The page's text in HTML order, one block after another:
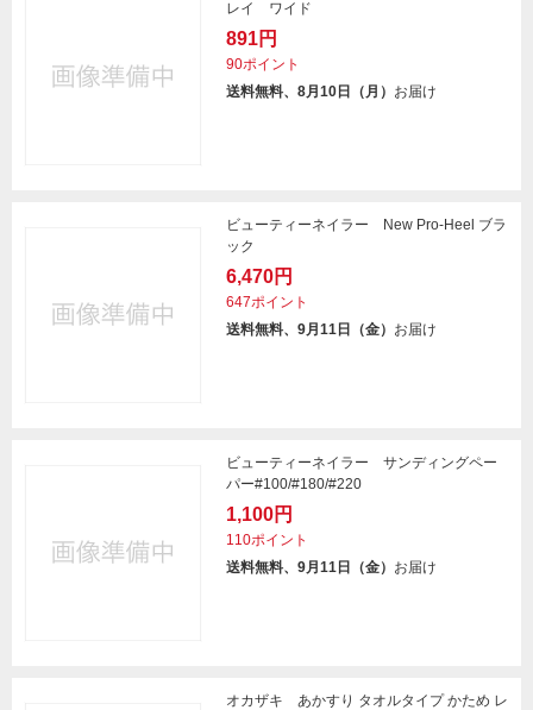
レイ ワイド
891円
90ポイント
送料無料、8月10日（月） お届け
ビューティーネイラー New Pro-Heel ブラ
ック
6,470円
647ポイント
送料無料、9月11日（金） お届け
ビューティーネイラー サンディングペー
パー#100/#180/#220
1,100円
110ポイント
送料無料、9月11日（金） お届け
オカザキ あかすり タオルタイプ かため レ